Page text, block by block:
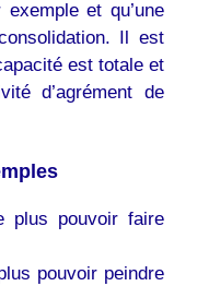
et qu’une
Il est
est totale et
d’agrément de
plus pouvoir faire
pouvoir peindre